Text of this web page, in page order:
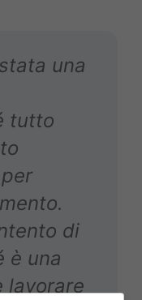
una
tutto
di
è una
lavorare